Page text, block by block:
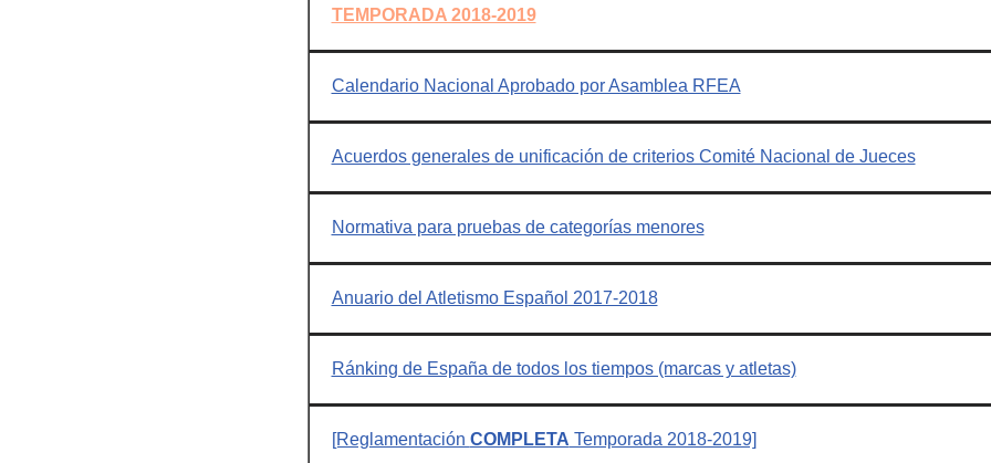
TEMPORADA 2018-2019
Calendario Nacional Aprobado por Asamblea RFEA
Acuerdos generales de unificación de criterios Comité Nacional de Jueces
Normativa para pruebas de categorías menores
Anuario del Atletismo Español 2017-2018
Ránking de España de todos los tiempos (marcas y atletas)
[Reglamentación COMPLETA Temporada 2018-2019]